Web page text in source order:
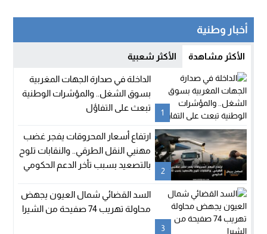
أخبار وطنية
الأكثر مشاهدة الأكثر شعبية
1
الداخلة في صدارة الجهات المغربية
بسوق الشغل.. والمؤشرات الوطنية
تبعث على التفاؤل
2
ارتفاع أسعار المحروقات يفجر غضب
مهنيي النقل الطرقي.. والنقابات تلوح
بالتصعيد بسبب تأخر الدعم الحكومي
3
السد القضائي شمال العيون يجهض
محاولة تهريب 74 صفيحة من الشيرا